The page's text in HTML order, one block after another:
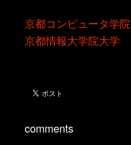
京都コンピュータ学院
京都情報大学院大学
comments